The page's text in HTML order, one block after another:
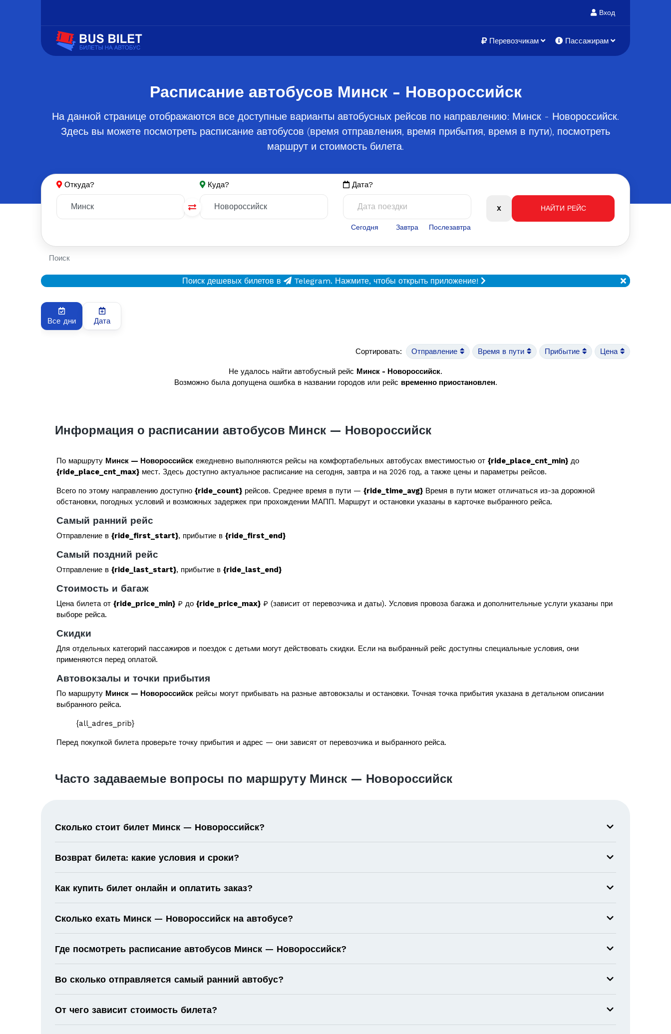
Вход
Перевозчикам Пассажирам
Расписание автобусов Минск - Новороссийск
На данной странице отображаются все доступные варианты автобусных рейсов по направлению: Минск - Новороссийск.
Здесь вы можете посмотреть расписание автобусов (время отправления, время прибытия, время в пути), посмотреть
маршрут и стоимость билета.
Откуда? Куда? Дата?
Сегодня Завтра Послезавтра
Поиск
Поиск дешевых билетов в Telegram. Нажмите, чтобы открыть приложение!
Все дни Дата
Сортировать: Отправление Время в пути Прибытие Цена
Не удалось найти автобусный рейс Минск - Новороссийск.
Возможно была допущена ошибка в названии городов или рейс временно приостановлен.
Информация о расписании автобусов Минск — Новороссийск
По маршруту Минск — Новороссийск ежедневно выполняются рейсы на комфортабельных автобусах вместимостью от {ride_place_cnt_min} до
{ride_place_cnt_max} мест. Здесь доступно актуальное расписание на сегодня, завтра и на 2026 год, а также цены и параметры рейсов.
Всего по этому направлению доступно {ride_count} рейсов. Среднее время в пути — {ride_time_avg} Время в пути может отличаться из-за дорожной
обстановки, погодных условий и возможных задержек при прохождении МАПП. Маршрут и остановки указаны в карточке выбранного рейса.
Самый ранний рейс
Отправление в {ride_first_start}, прибытие в {ride_first_end}
Самый поздний рейс
Отправление в {ride_last_start}, прибытие в {ride_last_end}
Стоимость и багаж
Цена билета от {ride_price_min} ₽ до {ride_price_max} ₽ (зависит от перевозчика и даты). Условия провоза багажа и дополнительные услуги указаны при
выборе рейса.
Скидки
Для отдельных категорий пассажиров и поездок с детьми могут действовать скидки. Если на выбранный рейс доступны специальные условия, они
применяются перед оплатой.
Автовокзалы и точки прибытия
По маршруту Минск — Новороссийск рейсы могут прибывать на разные автовокзалы и остановки. Точная точка прибытия указана в детальном описании
выбранного рейса.
{all_adres_prib}
Перед покупкой билета проверьте точку прибытия и адрес — они зависят от перевозчика и выбранного рейса.
Часто задаваемые вопросы по маршруту Минск — Новороссийск
Сколько стоит билет Минск — Новороссийск?
Возврат билета: какие условия и сроки?
Как купить билет онлайн и оплатить заказ?
Сколько ехать Минск — Новороссийск на автобусе?
Где посмотреть расписание автобусов Минск — Новороссийск?
Во сколько отправляется самый ранний автобус?
От чего зависит стоимость билета?